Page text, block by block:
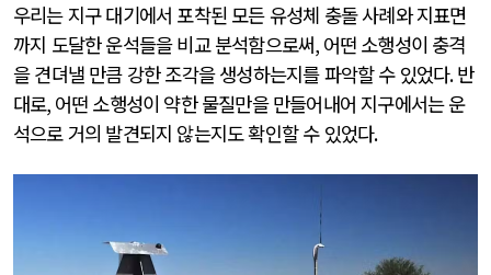
우리는 지구 대기에서 포착된 모든 유성체 충돌 사례와 지표면
까지 도달한 운석들을 비교 분석함으로써, 어떤 소행성이 충격
을 견뎌낼 만큼 강한 조각을 생성하는지를 파악할 수 있었다.반
대로, 어떤 소행성이 약한 물질만을 만들어내어 지구에서는 운
석으로 거의 발견되지 않는지도 확인할 수 있었다.